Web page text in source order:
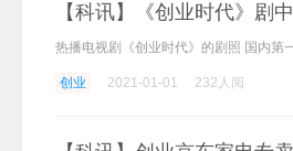
【科讯】《创业时代》剧
创业 2021-01-01 232人阅